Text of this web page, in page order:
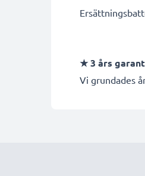
★3 års
Vi grundades